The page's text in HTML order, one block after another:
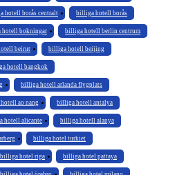
hotell borås centralt billiga hotell borås
bokningar billiga hotell berlin centrum
beirut billiga hotell beijing
hotell bangkok
billiga hotell arlanda flygplats
ao nang billiga hotell antalya
hotell alicante billiga hotell alanya
billiga hotel turkiet
billiga hotel riga billiga hotel pattaya